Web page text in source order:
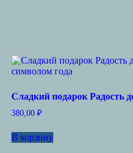
Сладкий подарок Радость
380,00 ₽
В корзину